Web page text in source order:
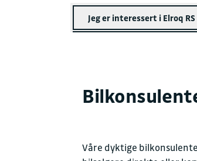
Jeg er interessert i Elroq RS
Våre dyktige